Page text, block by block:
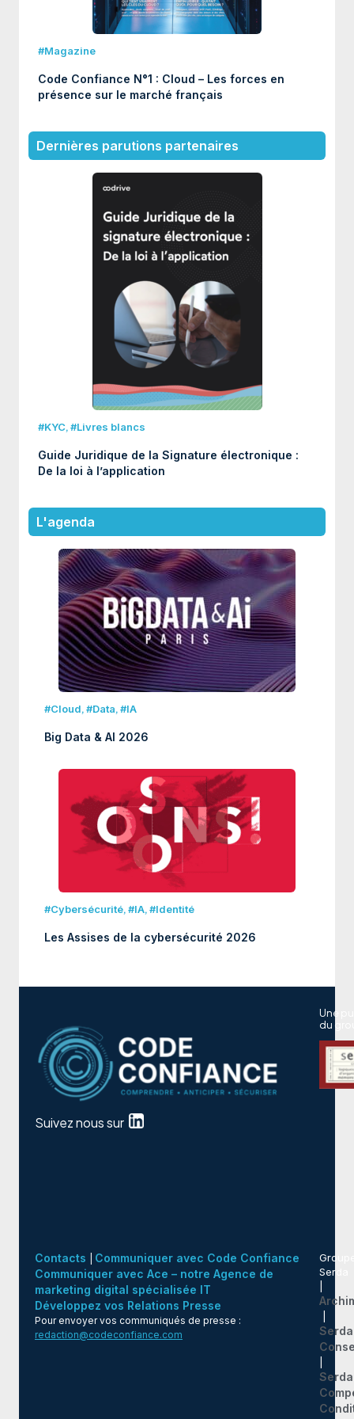
#Magazine
Code Confiance N°1 : Cloud – Les forces en
présence sur le marché français
Dernières parutions partenaires
#KYC,#Livres blancs
Guide Juridique de la Signature électronique :
De la loi à l’application
L'agenda
#Cloud,#Data,#IA
Big Data & AI 2026
#Cybersécurité,#IA,#Identité
Les Assises de la cybersécurité 2026
Suivez nous sur
Une
du
Contacts
Communiquer avec Code Confiance
Communiquer avec Ace – notre Agence de
marketing digital spécialisée IT
Développez vos Relations Presse
Pour envoyer vos communiqués de presse :
redaction@codeconfiance.com
Serda
Serda
Serda